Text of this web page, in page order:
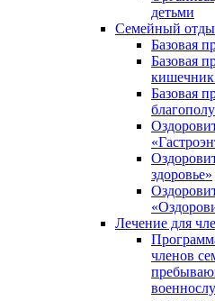
детьми
Семейный
Базовая
Базовая
Базовая
здоровье»
Лечение для
членов